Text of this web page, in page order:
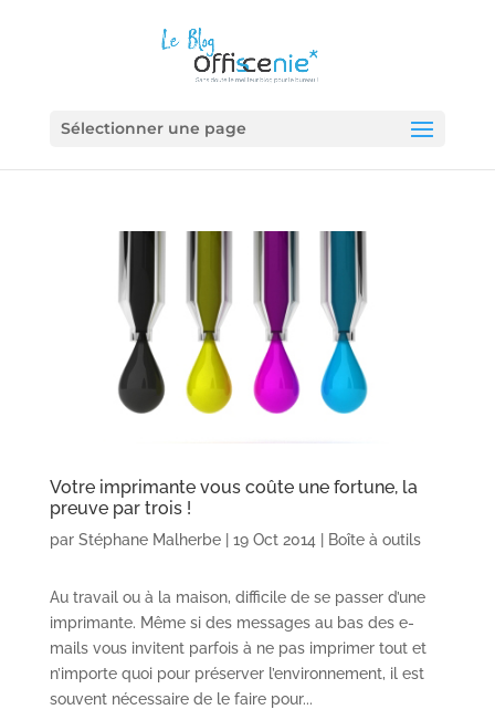
Sélectionner une page
Votre imprimante vous coûte une fortune, la
preuve par trois !
par Stéphane Malherbe| 19 Oct 2014 Boîte à outils
Au travail ou à la maison, difficile de se passer d’une
imprimante. Même si des messages au bas des e-
mails vous invitent parfois à ne pas imprimer tout et
n’importe quoi pour préserver l’environnement, il est
souvent nécessaire de le faire pour...